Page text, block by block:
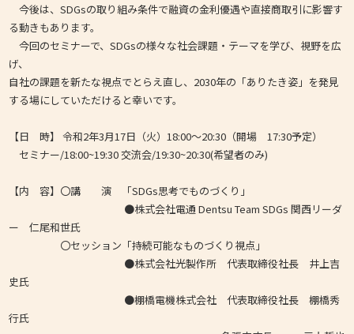
今後は、SDGsの取り組み条件で融資の金利優遇や直接商取引に影響す
る動きもあります。
今回のセミナーで、SDGsの様々な社会課題・テーマを学び、視野を広
げ、
自社の課題を新たな視点でとらえ直し、2030年の「ありたき姿」を発見
する場にしていただけると幸いです。
【日 時】 令和2年3月17日（火）18:00～20:30（開場 17:30予定）
セミナー/18:00~19:30 交流会/19:30~20:30(希望者のみ)
【内 容】〇講 演 「SDGs思考でものづくり」
●株式会社電通 Dentsu Team SDGs 関西リーダ
ー 仁尾和世氏
〇セッション「持続可能なものづくり視点」
●株式会社光製作所 代表取締役社長 井上吉
史氏
●棚橋電機株式会社 代表取締役社長 棚橋秀
行氏